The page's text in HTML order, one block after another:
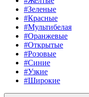
#Зеленые
#Красные
#Мультибелая
#Оранжевые
#Открытые
#Розовые
#Синие
#Узкие
#Широкие